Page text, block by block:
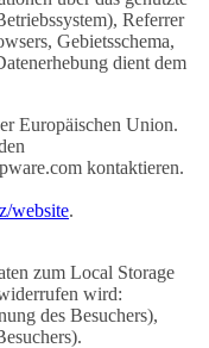
Referrer
Gebietsschema,
dient dem
Europäischen Union.
kontaktieren.
website.
zum Local Storage
wird:
des Besuchers),